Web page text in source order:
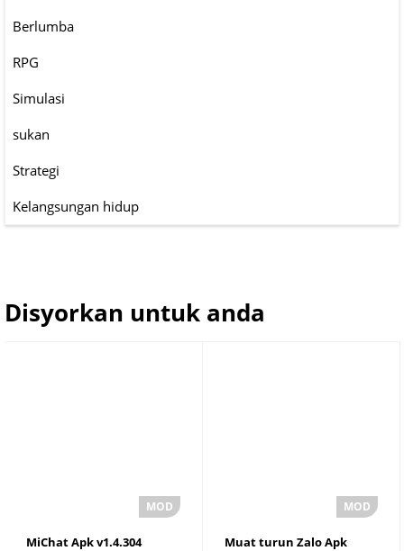
Berlumba
RPG
Simulasi
sukan
Strategi
Kelangsungan hidup
Disyorkan untuk anda
MiChat Apk v1.4.304
Muat turun Zalo Apk